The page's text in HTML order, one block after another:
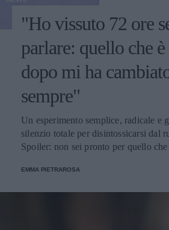
"Ho vissuto 72 ore
parlare: quello che è
dopo mi ha
sempre"
Un esperimento semplice, radicale e
silenzio totale per disintossicarsi dal
Spoiler: non sei pronto per quello
EMMA PIETRAROSA